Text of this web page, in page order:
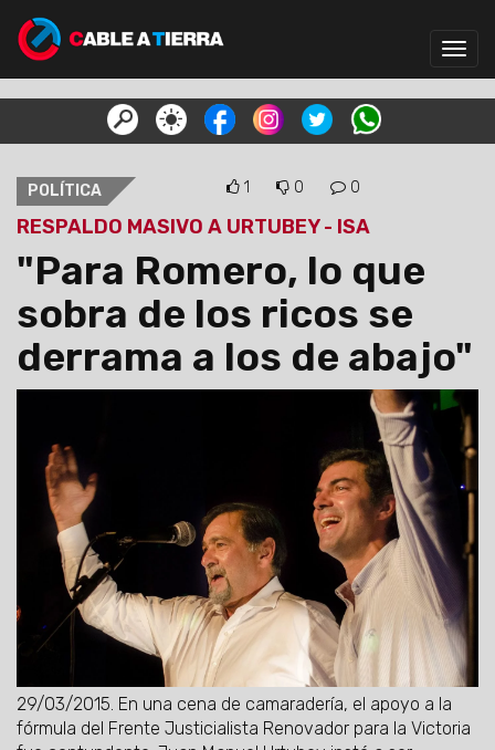
POLÍTICA 1 0 0
RESPALDO MASIVO A URTUBEY - ISA
"Para Romero, lo que
sobra de los ricos se
derrama a los de abajo"
29/03/2015. En una cena de camaradería, el apoyo a la
fórmula del Frente Justicialista Renovador para la Victoria